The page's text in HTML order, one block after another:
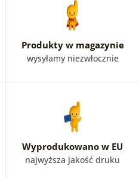
Produkty w magazynie
wysyłamy niezwłocznie
Wyprodukowano w EU
najwyższa jakość druku